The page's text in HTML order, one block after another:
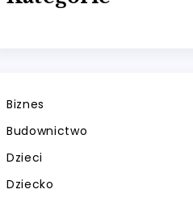
Biznes
Budownictwo
Dzieci
Dziecko